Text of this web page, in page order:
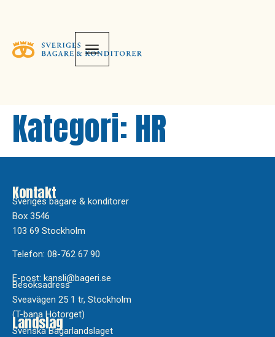
Kategori: HR
Kontakt
Sveriges bagare & konditorer
Box 3546
103 69 Stockholm
Telefon: 08-762 67 90
E-post: kansli@bageri.se
Besöksadress
Sveavägen 25 1 tr, Stockholm
(T-bana Hötorget)
Landslag
Svenska Bagarlandslaget